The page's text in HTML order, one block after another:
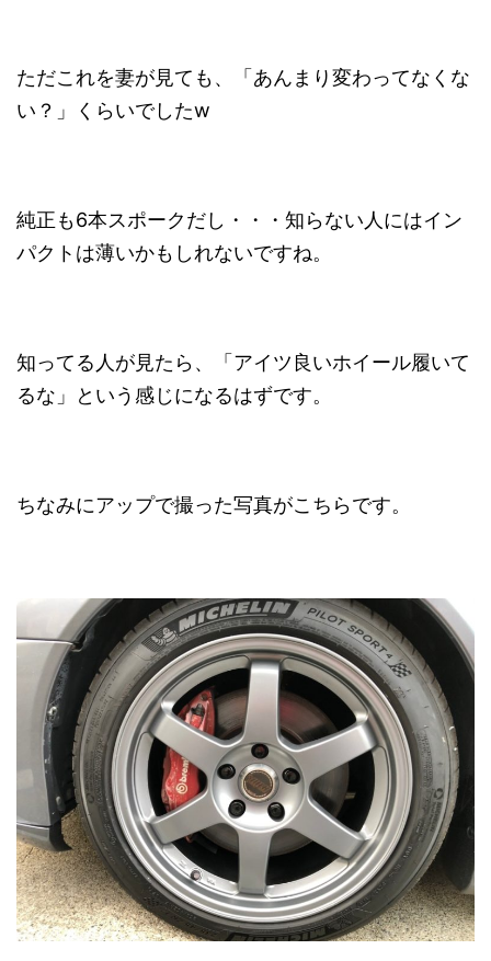
ただこれを妻が見ても、「あんまり変わってなくな
い？」くらいでしたw
純正も6本スポークだし・・・知らない人にはイン
パクトは薄いかもしれないですね。
知ってる人が見たら、「アイツ良いホイール履いて
るな」という感じになるはずです。
ちなみにアップで撮った写真がこちらです。